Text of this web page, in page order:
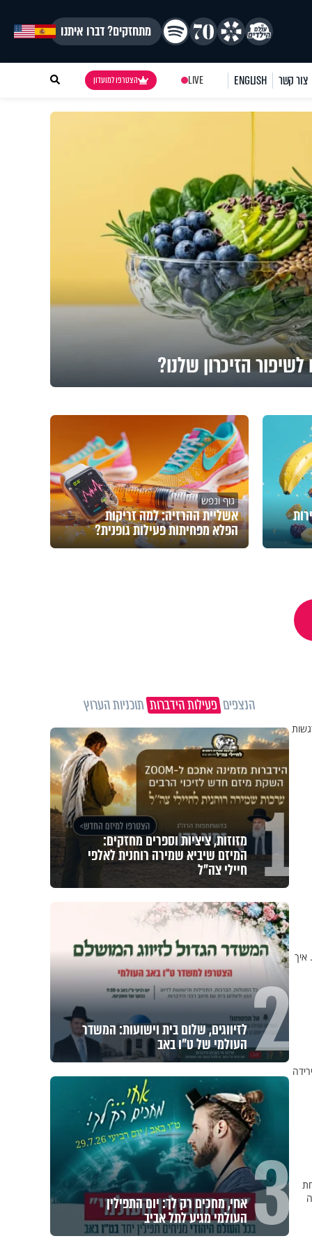
מתחזקים? דברו איתנו
צור קשר ENGLISH
LIVE הצטרפו למועדון
הזיכרון שלנו?
גוף ונפש
אשליית ההרזיה: למה זריקות
הפלא מפחיתות פעילות גופנית?
איך
הנצפיםפעילות הידברותתוכניות הערוץ
1 מזוזות, ציציות וספרים מחזקים:
המיזם שיביא שמירה רוחנית לאלפי
חיילי צה"ל
2 לזיווגים, שלום בית וישועות: המשדר
העולמי של ט"ו באב
3 אחי, מחכים רק לך: יום התפילין
העולמי מגיע לתל אביב